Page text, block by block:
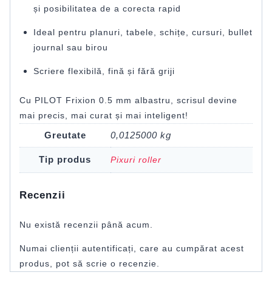
și posibilitatea de a corecta rapid
Ideal pentru planuri, tabele, schițe, cursuri, bullet
journal sau birou
Scriere flexibilă, fină și fără griji
Cu PILOT Frixion 0.5 mm albastru, scrisul devine
mai precis, mai curat și mai inteligent!
Greutate 0,0125000 kg
Tip produs Pixuri roller
Recenzii
Nu există recenzii până acum.
Numai clienții autentificați, care au cumpărat acest
produs, pot să scrie o recenzie.